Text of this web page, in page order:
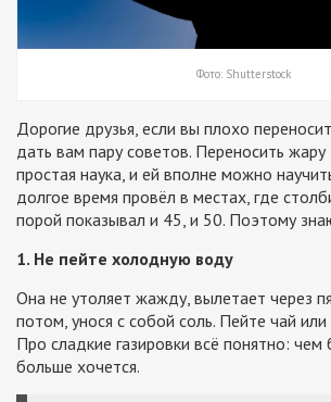
Фото: Shutterstock
Дорогие друзья, если вы плохо
дать вам пару советов. Переносить
простая наука, и ей вполне можно
долгое время провёл в местах, где
порой показывал и 45, и 50. Поэтому
1. Не пейте холодную воду
Она не утоляет жажду, вылетает через
потом, унося с собой соль. Пейте чай или
Про сладкие газировки всё понятно:
больше хочется.